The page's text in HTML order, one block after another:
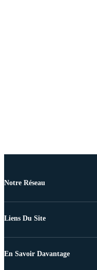
Notre Réseau
Liens Du Site
En Savoir Davantage